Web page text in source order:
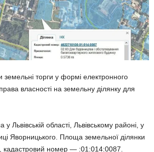
земельні торги у формі електронного
власності на земельну ділянку для
Львівській області, Львівському районі, у
Яворницького. Площа земельної ділянки
кадастровий номер — :01:014:0087.